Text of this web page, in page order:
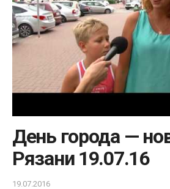
День города —
Рязани 19.07.16
19.07.2016